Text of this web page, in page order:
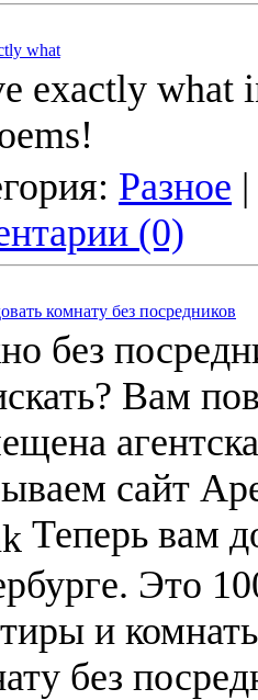
what
exactly what
Разное
(0)
комнату без посредников
без
Вам
сайт
Теперь вам
Это
и
без